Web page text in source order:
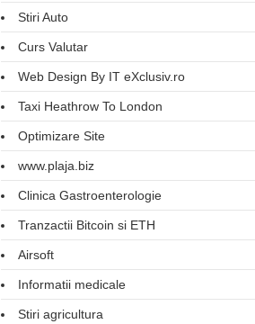
Stiri Auto
Curs Valutar
Web Design By IT eXclusiv.ro
Taxi Heathrow To London
Optimizare Site
www.plaja.biz
Clinica Gastroenterologie
Tranzactii Bitcoin si ETH
Airsoft
Informatii medicale
Stiri agricultura